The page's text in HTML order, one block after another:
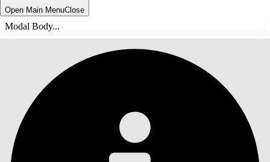
Open Main MenuClose
Modal Body...
ÍNDICE DE MATERIAS